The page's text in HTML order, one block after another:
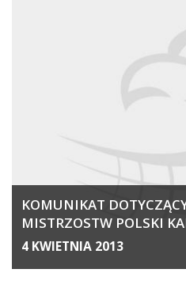
KOMUNIKAT
MISTRZOSTW POLSKI
4 KWIETNIA 2013